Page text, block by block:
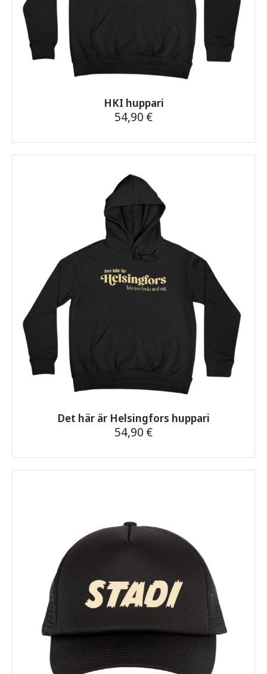
HKI huppari
54,90 €
tuotteella
on
useampi
muunnelma.
Voit
tehdä
valinnat
tuotteen
sivulla.
Det här är Helsingfors huppari
54,90 €
tuotteella
on
tehdä